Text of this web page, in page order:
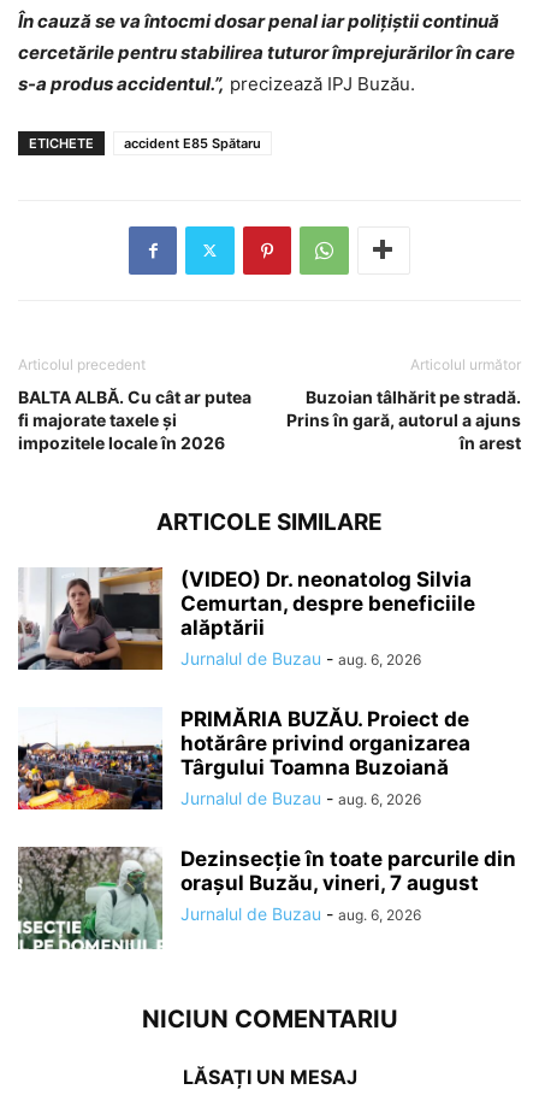
În cauză se va întocmi dosar penal iar polițiștii continuă
cercetările pentru stabilirea tuturor împrejurărilor în care
s-a produs accidentul.”, precizează IPJ Buzău.
ETICHETE accident E85 Spătaru
Articolul precedent
BALTA ALBĂ. Cu cât ar putea
fi majorate taxele și
impozitele locale în 2026
Articolul următor
Buzoian tâlhărit pe stradă.
Prins în gară, autorul a ajuns
în arest
ARTICOLE SIMILARE
(VIDEO) Dr. neonatolog Silvia
Cemurtan, despre beneficiile
alăptării
Jurnalul de Buzau - aug. 6, 2026
PRIMĂRIA BUZĂU. Proiect de
hotărâre privind organizarea
Târgului Toamna Buzoiană
Jurnalul de Buzau - aug. 6, 2026
Dezinsecție în toate parcurile din
orașul Buzău, vineri, 7 august
Jurnalul de Buzau - aug. 6, 2026
NICIUN COMENTARIU
LĂSAȚI UN MESAJ